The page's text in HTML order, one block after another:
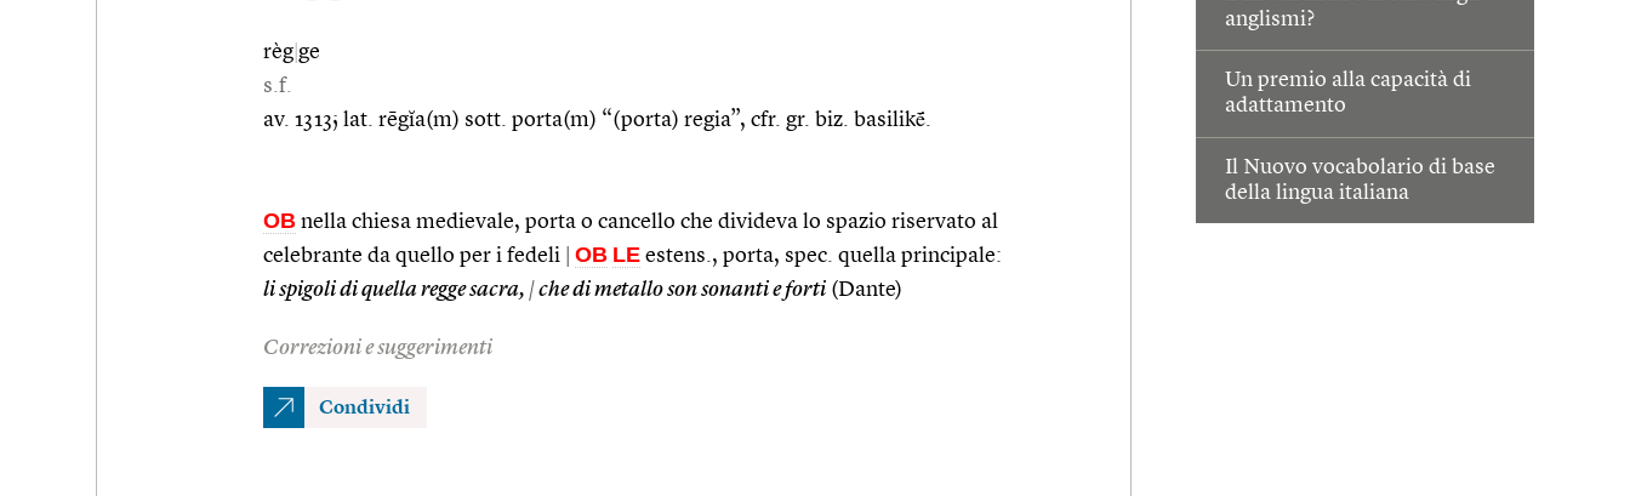
anglismi?
Un premio alla capacità di
adattamento
Il Nuovo vocabolario di base
della lingua italiana
règ ge
s.f.
av. 1313; lat. rēgĭa(m) sott. porta(m) “(porta) regia”, cfr. gr. biz. basilikḗ.
OB nella chiesa medievale, porta o cancello che divideva lo spazio riservato al
celebrante da quello per i fedeli
OB LE estens., porta, spec. quella principale:
li spigoli di quella regge sacra, |che di metallo son sonanti e forti (Dante)
Correzioni e suggerimenti
Condividi